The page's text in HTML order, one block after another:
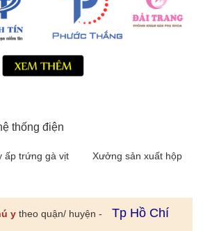
thống điện
ấp trứng gà vịt
Xưởng sản xuất hộp
y theo quận/ huyện -
Tp Hồ Chí